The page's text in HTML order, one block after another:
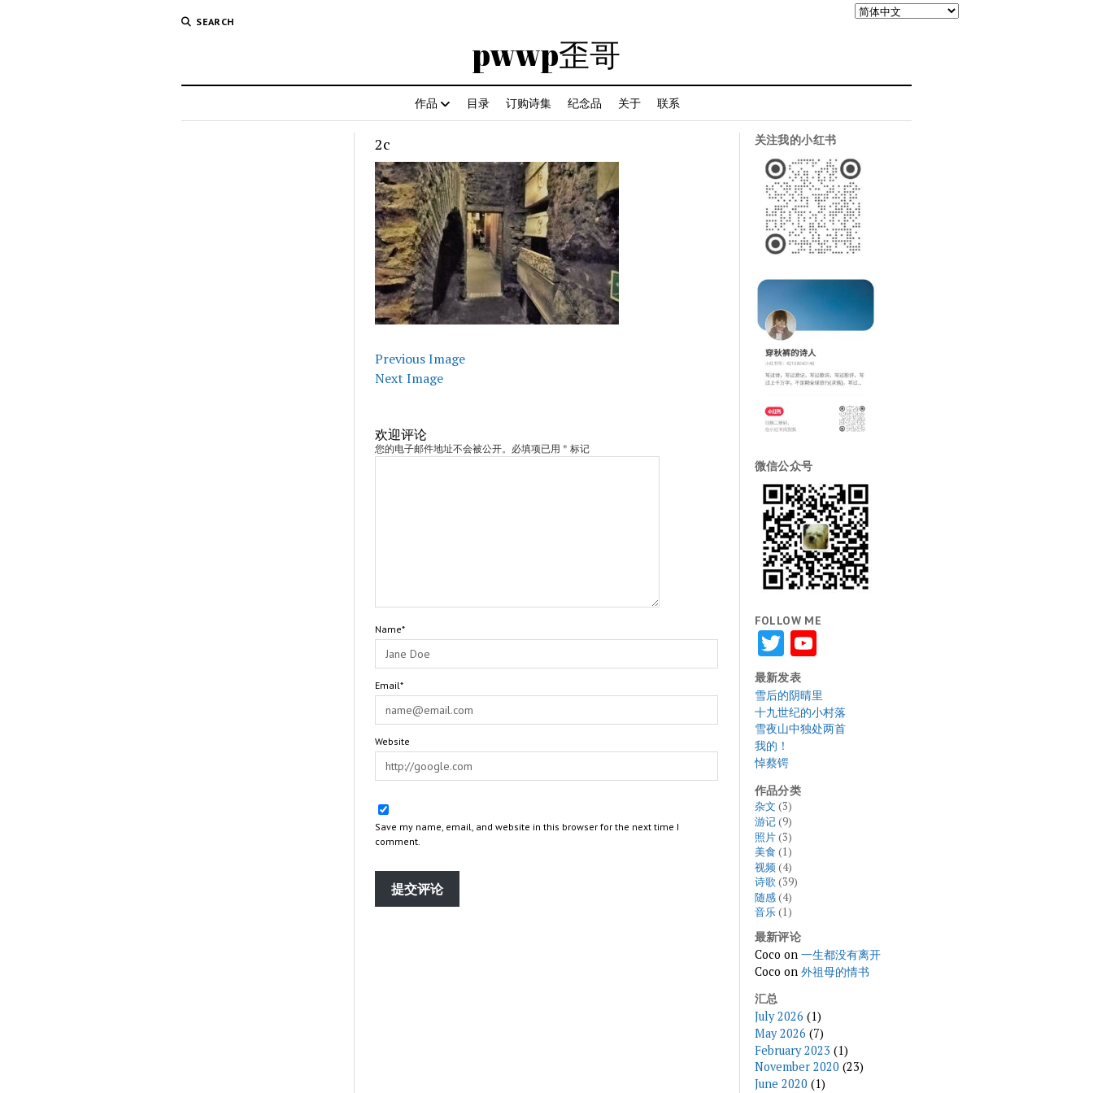
SEARCH
pwwp歪哥
作品 目录 订购诗集 纪念品 关于 联系
2c
Previous Image
Next Image
欢迎评论
您的电子邮件地址不会被公开。必填项已用 * 标记
Name*
Email*
Website
Save my name, email, and website in this browser for the next time I
comment.
关注我的小红书
微信公众号
FOLLOW ME
TwitterYouTube
最新发表
雪后的阴晴里
十九世纪的小村落
雪夜山中独处两首
我的！
悼蔡锷
作品分类
杂文 (3)
游记(9)
照片(3)
美食 (1)
视频(4)
诗歌 (39)
随感(4)
音乐(1)
最新评论
Coco on 一生都没有离开
Coco on 外祖母的情书
汇总
July 2026 (1)
May 2026 (7)
February 2023 (1)
November 2020 (23)
June 2020 (1)